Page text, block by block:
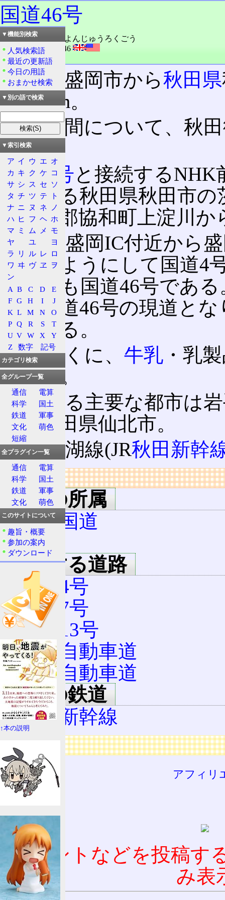
国道46号
読み：こくどう・よんじゅうろくごう
外語：R46: Route 46
品詞：固有名詞
岩手県盛岡市から秋田県
112.1km。
一部区間について、秋
れる。
国道4号と接続するNHK
接続する秋田県秋田市
県仙北郡協和町上淀川か
なお、盛岡IC付近から
回するようにして国道4
イパスも国道46号であ
らが国道46号の現道と
思われる。
沿道近くに、牛乳 ・乳
がある。
通過する主要な都市は
町、秋田県仙北市。
JR田沢湖線(JR秋田新幹
リンク
用語の所属
一般国道
46
連絡する道路
国道4号
国道7号
国道13号
東北自動車道
秋田自動車道
周辺の鉄道
秋田新幹線
広告
アフィリ
コメントなどを投稿す
み表
▼機能別検索
人気検索語
最近の更新語
今日の用語
おまかせ検索
▼別の語で検索
▼索引検索
ア イ ウ エ オ
カ キ ク ケ コ
サ シ ス セ ソ
タ チ ツ テ
ト
ナ ニ ヌ ネ
ノ
ハ ヒ フ ヘ ホ
マ ミ ム メ
モ
ヤ
ユ
ヨ
ラ
リ ル レ ロ
ワ ヰ ヴ ヱ
ヲ
ン
A B C D
E
F G H I
J
K L M N
O
P Q R S
T
U V W X
Y
Z
数字 記号
カテゴリ検索
全グループ一覧
通信
電算
科学
国土
鉄道
軍事
文化
萌色
短縮
全プラグイン一覧
通信
電算
科学
国土
鉄道
軍事
文化
萌色
このサイトについて
趣旨・概要
参加の案内
ダウンロード
↑本の説明